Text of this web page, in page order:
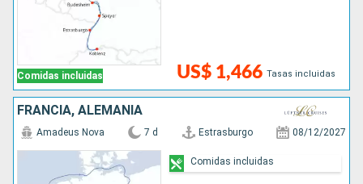
Comidas incluidas US$ 1,466 Tasas incluidas
FRANCIA, ALEMANIA
Amadeus Nova 7 d Estrasburgo 08/12/2027
Comidas incluidas